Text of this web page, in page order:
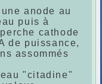
anode au
puis à
cathode
de puissance,
assommés
"citadine"